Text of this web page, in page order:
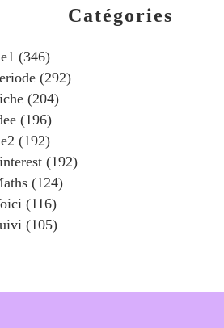
Catégories
(346)
(292)
(204)
(196)
(192)
(192)
(124)
(116)
(105)